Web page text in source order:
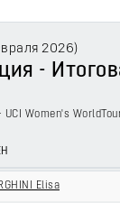
2026)
-
Women's WorldTour
Elisa